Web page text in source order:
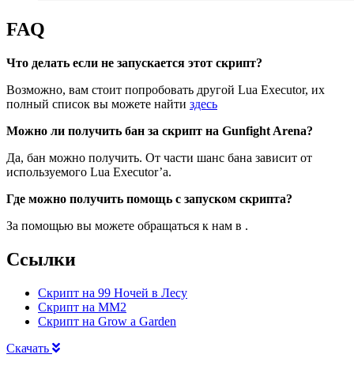
FAQ
Что делать если не запускается этот скрипт?
Возможно, вам стоит попробовать другой Lua Executor, их
полный список вы можете найти здесь
Можно ли получить бан за скрипт на Gunfight Arena?
Да, бан можно получить. От части шанс бана зависит от
используемого Lua Executor’а.
Где можно получить помощь с запуском скрипта?
За помощью вы можете обращаться к нам в .
Ссылки
Скрипт на 99 Ночей в Лесу
Скрипт на ММ2
Скрипт на Grow a Garden
Скачать